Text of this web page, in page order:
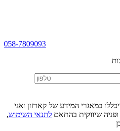
058-7809093
במאגרי המידע של קארזון ואני
שיווקית בהתאם לתנאי השימוש,